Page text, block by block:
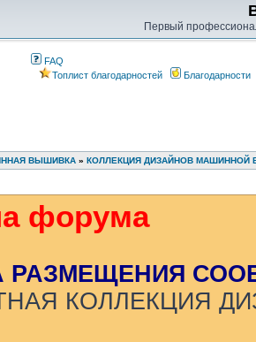
Первый
FAQ
Топлист благодарностей
Благодарности
ВЫШИВКА » КОЛЛЕКЦИЯ ДИЗАЙНОВ МАШИННОЙ
форума
РАЗМЕЩЕНИЯ
КОЛЛЕКЦИЯ